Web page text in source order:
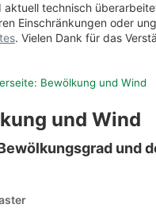
aktuell technisch
Einschränkungen oder
. Vielen Dank für das
Bewölkung und Wind
und Wind
und